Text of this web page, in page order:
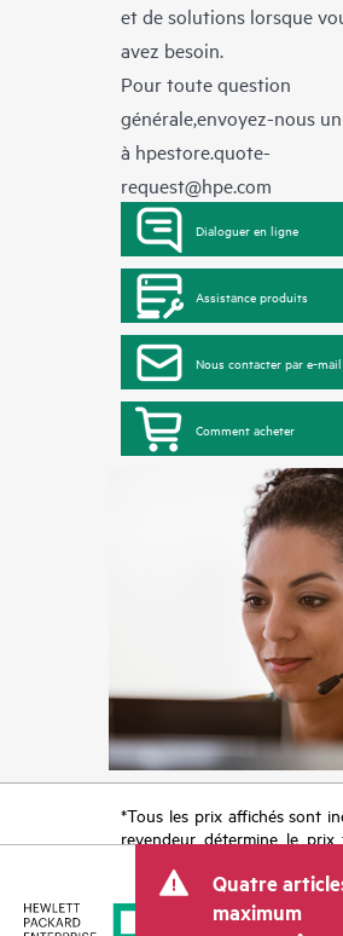
et de solutions lorsque
avez besoin.
Pour toute question
générale,envoyez-nous
à hpestore.quote-
request@hpe.com
Dialoguer en ligne
Assistance produits
Nous contacter par e-mail
Comment acheter
*Tous les prix affichés sont
revendeur détermine le
tels que la TVA ou les taxes
et les frais d’expédition. Le
transaction déterminé par le
Quatre
maximum